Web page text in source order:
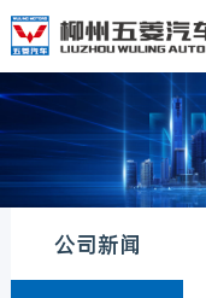
公司新闻